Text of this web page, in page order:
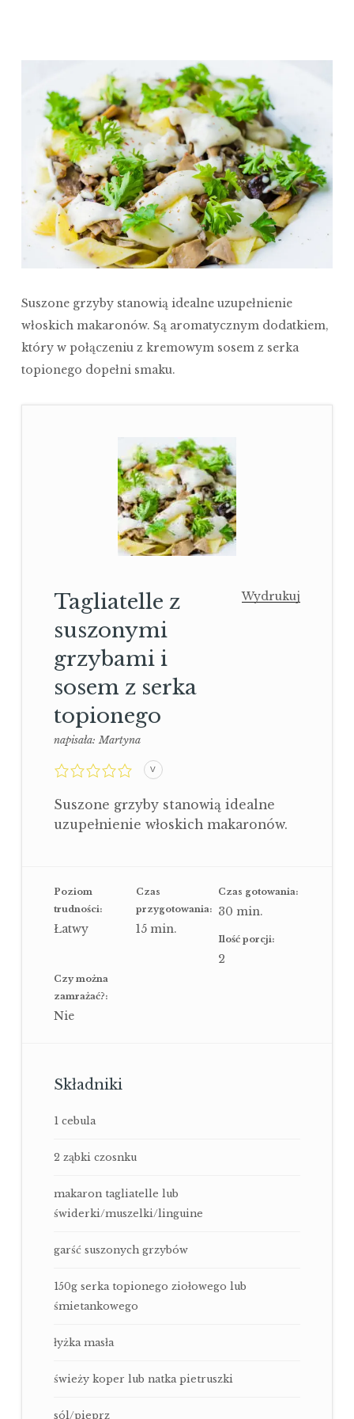
Suszone grzyby stanowią idealne uzupełnienie
włoskich makaronów. Są aromatycznym dodatkiem,
który w połączeniu z kremowym sosem z serka
topionego dopełni smaku.
Wydrukuj
Tagliatelle z
suszonymi
grzybami i
sosem z serka
topionego
napisała:Martyna
0,0
rating
V
Suszone grzyby stanowią idealne
uzupełnienie włoskich makaronów.
Poziom
trudności:
Łatwy
Czas
przygotowania:
15min.
Czas gotowania:
30 min.
Ilość porcji:
2
Czy można
zamrażać?:
Nie
Składniki
1 cebula
2 ząbki czosnku
makaron tagliatelle lub
świderki/muszelki/linguine
garść suszonych grzybów
150g serka topionego ziołowego lub
śmietankowego
łyżka masła
świeży koper lub natka pietruszki
sól/pieprz